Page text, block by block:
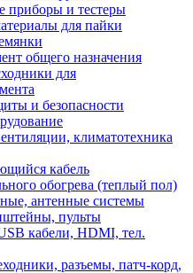
приборы и тестеры
для пайки
общего назначения
для
и безопасности
климатотехника
кабель
обогрева (теплый пол)
антенные системы
пульты
кабели, HDMI, тел.
разъемы, патч-корд,